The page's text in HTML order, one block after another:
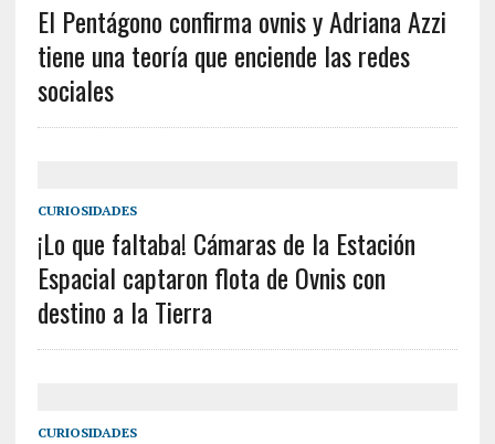
El Pentágono confirma ovnis y Adriana Azzi
tiene una teoría que enciende las redes
sociales
CURIOSIDADES
¡Lo que faltaba! Cámaras de la Estación
Espacial captaron flota de Ovnis con
destino a la Tierra
CURIOSIDADES